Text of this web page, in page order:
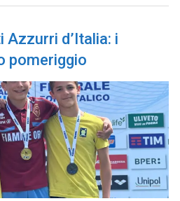
Azzurri d’Italia: i
pomeriggio